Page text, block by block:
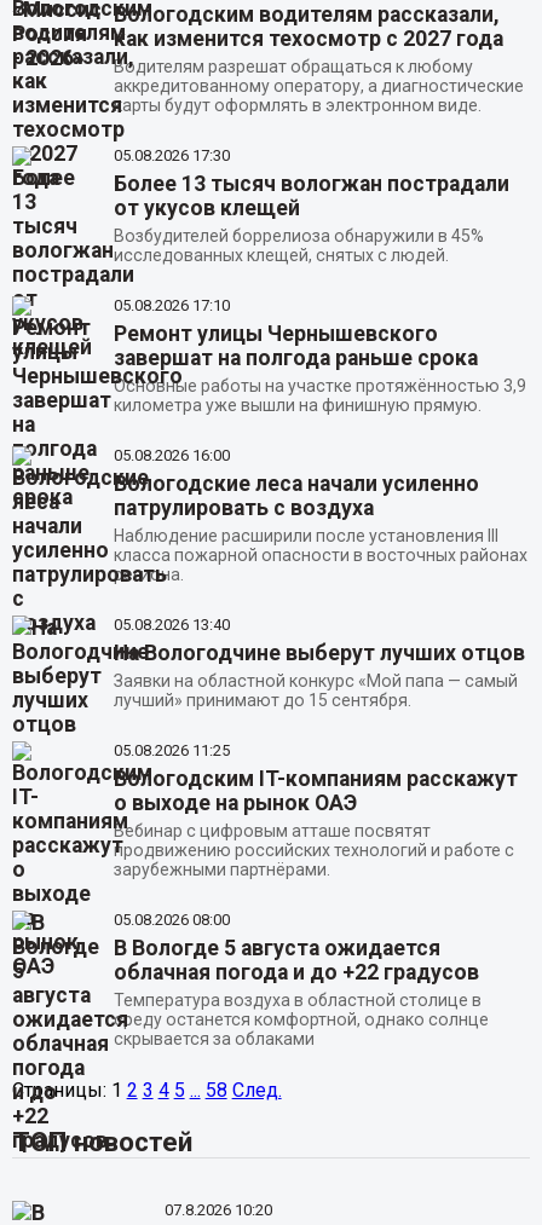
Вологодским водителям рассказали,
как изменится техосмотр с 2027 года
Водителям разрешат обращаться к любому
аккредитованному оператору, а диагностические
карты будут оформлять в электронном виде.
05.08.2026 17:30
Более 13 тысяч вологжан пострадали
от укусов клещей
Возбудителей боррелиоза обнаружили в 45%
исследованных клещей, снятых с людей.
05.08.2026 17:10
Ремонт улицы Чернышевского
завершат на полгода раньше срока
Основные работы на участке протяжённостью 3,9
километра уже вышли на финишную прямую.
05.08.2026 16:00
Вологодские леса начали усиленно
патрулировать с воздуха
Наблюдение расширили после установления III
класса пожарной опасности в восточных районах
региона.
05.08.2026 13:40
На Вологодчине выберут лучших отцов
Заявки на областной конкурс «Мой папа — самый
лучший» принимают до 15 сентября.
05.08.2026 11:25
Вологодским IT-компаниям расскажут
о выходе на рынок ОАЭ
Вебинар с цифровым атташе посвятят
продвижению российских технологий и работе с
зарубежными партнёрами.
05.08.2026 08:00
В Вологде 5 августа ожидается
облачная погода и до +22 градусов
Температура воздуха в областной столице в
среду останется комфортной, однако солнце
скрывается за облаками
Страницы: 1 2 3 4 5 ... 58 След.
ТОП новостей
07.8.2026 10:20